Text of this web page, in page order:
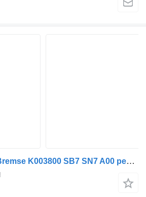
Etrier frana Knorr-Bremse K003800 SB7 SN7 A00 pentru camion Mercedes-Benz Citaro Actros MP3 MP2 Axor